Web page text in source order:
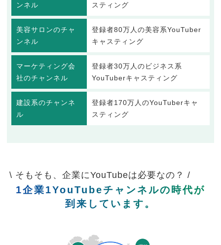
ンネル
スティング
美容サロンのチャ
ンネル
登録者80万人の美容系YouTuber
キャスティング
マーケティング会
社のチャンネル
登録者30万人のビジネス系
YouTuberキャスティング
建設系のチャンネ
ル
登録者170万人のYouTuberキャ
スティング
\ そもそも、企業にYouTubeは必要なの？ /
1企業1YouTubeチャンネルの時代が
到来しています。